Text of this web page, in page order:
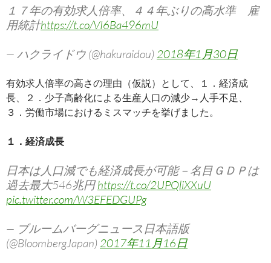
１７年の有効求人倍率、４４年ぶりの高水準 雇
用統計https://t.co/VI6Ba496mU
— ハクライドウ (@hakuraidou) 2018年1月30日
有効求人倍率の高さの理由（仮説）として、１．経済成
長、２．少子高齢化による生産人口の減少→人手不足、
３．労働市場におけるミスマッチを挙げました。
１．経済成長
日本は人口減でも経済成長が可能－名目ＧＤＰは
過去最大546兆円https://t.co/2UPQliXXuU
pic.twitter.com/W3EFEDGUPg
— ブルームバーグニュース日本語版
(@BloombergJapan) 2017年11月16日